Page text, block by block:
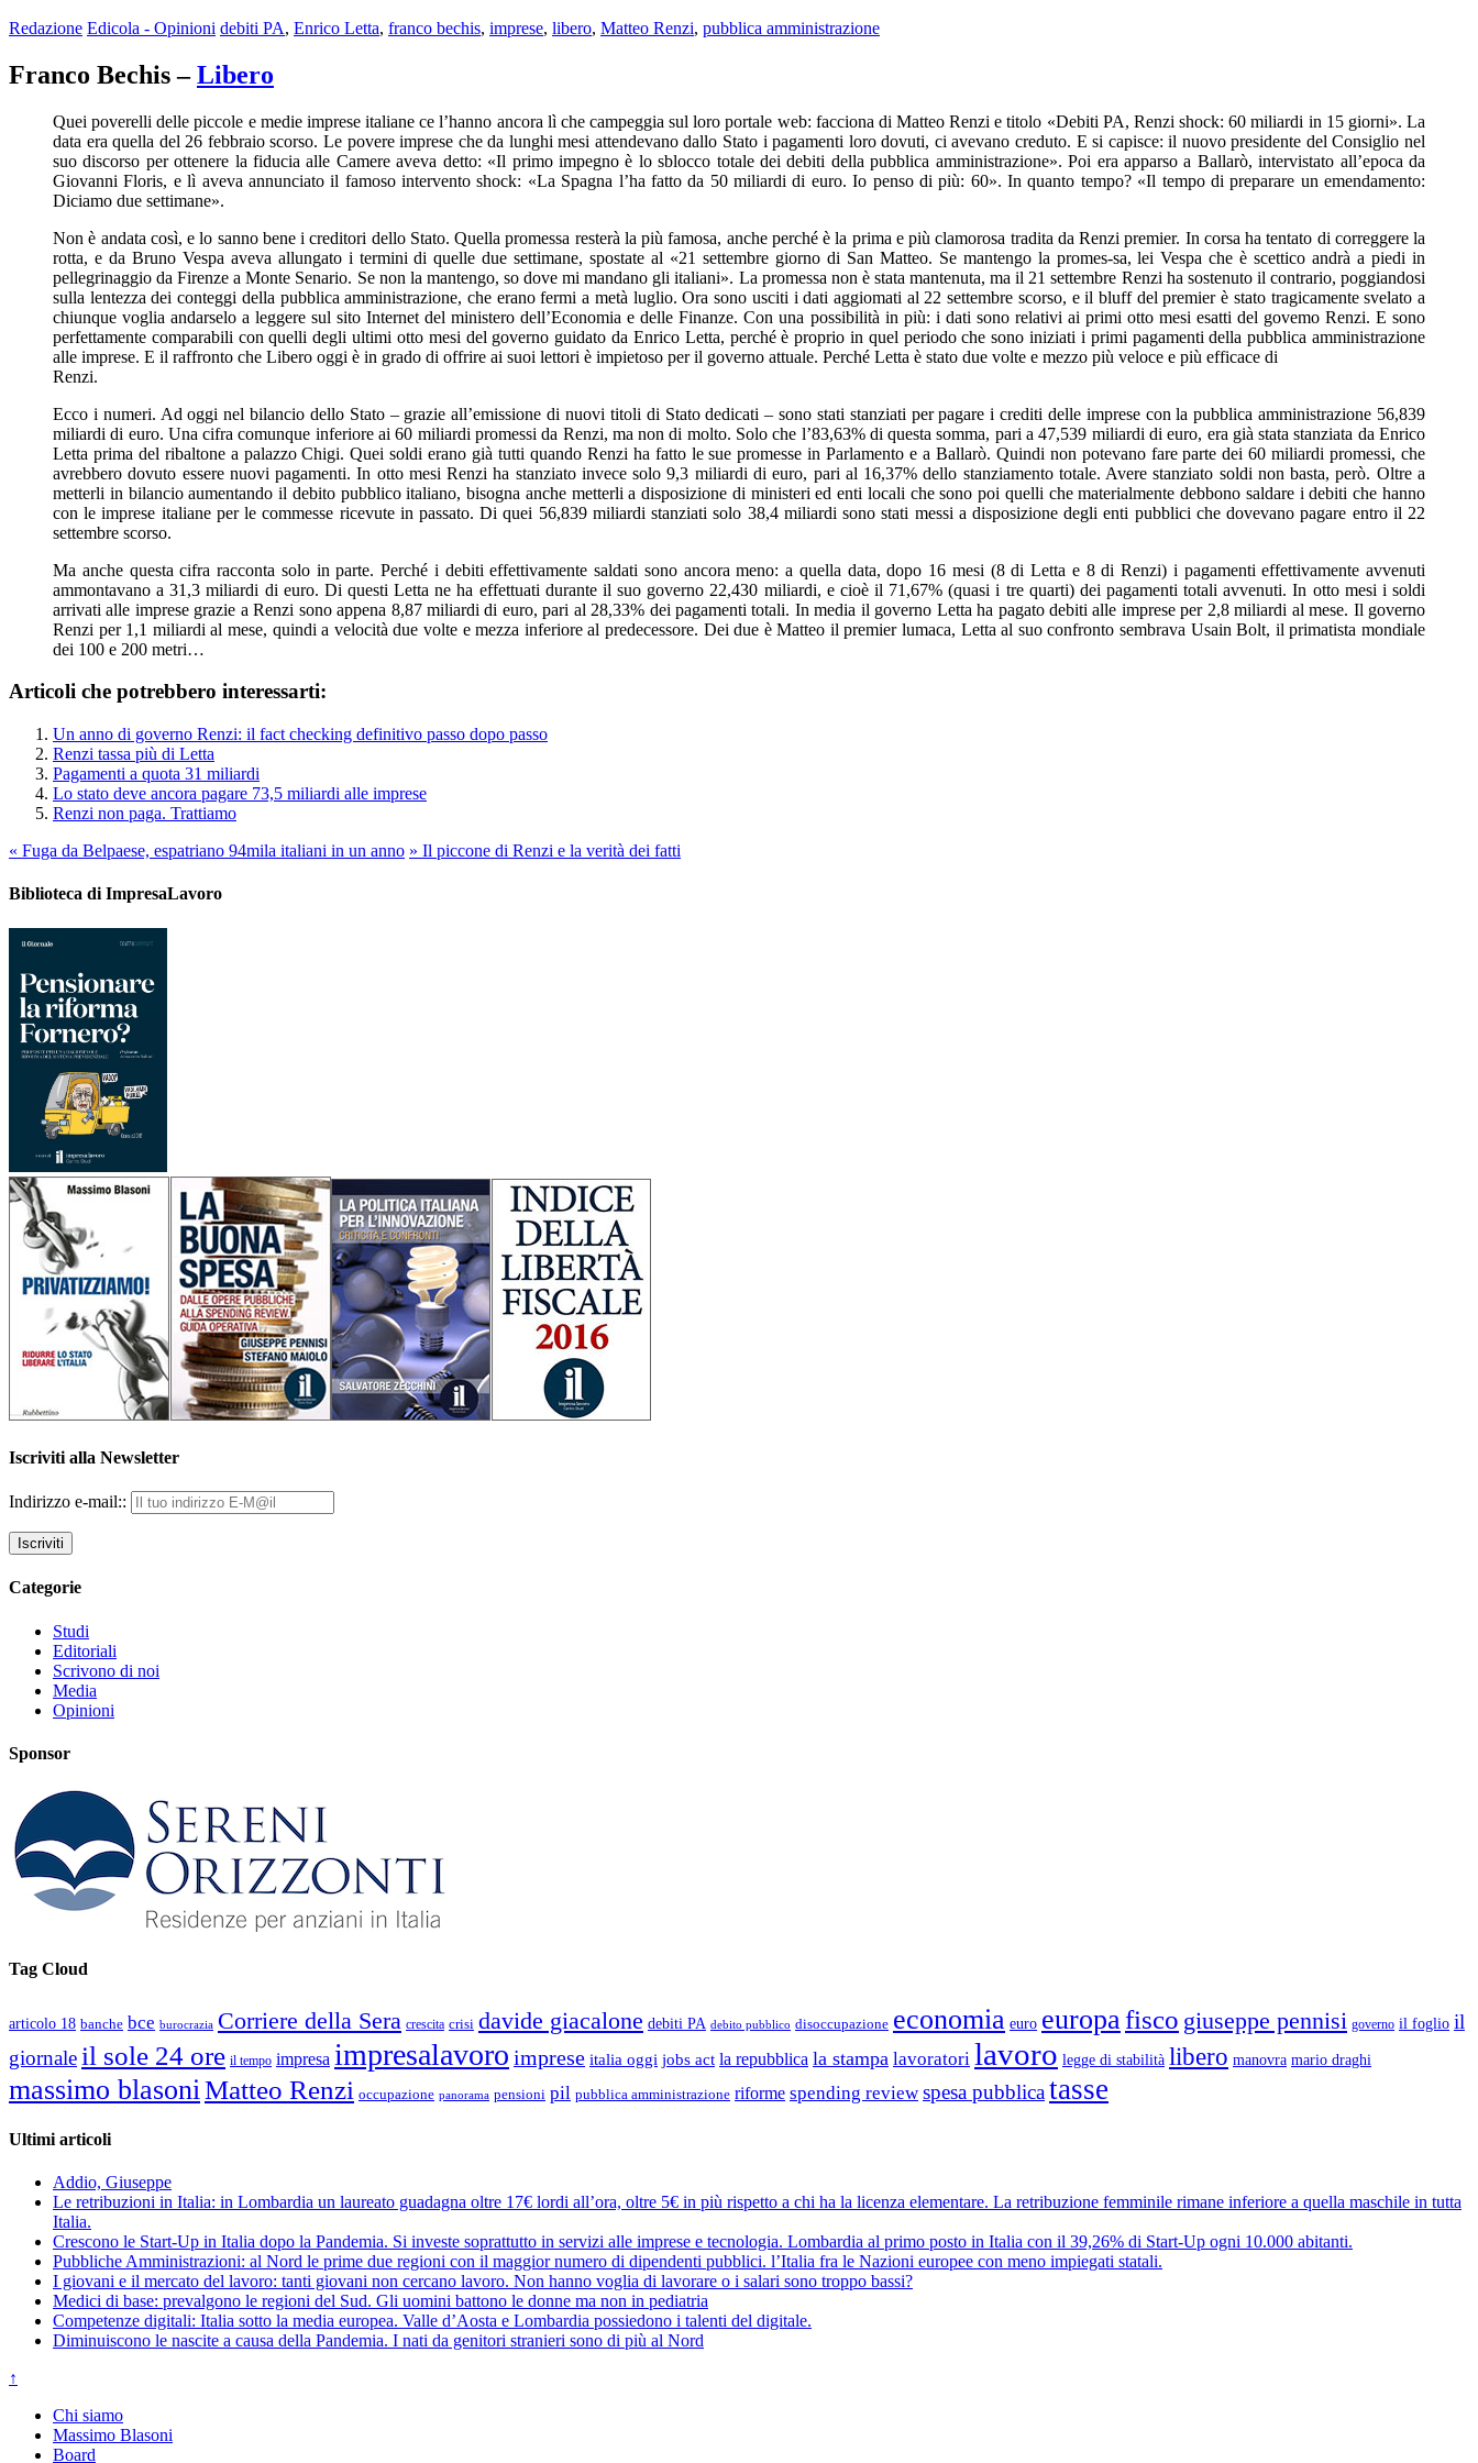
Redazione Edicola - Opinioni debiti PA, Enrico Letta, franco bechis, imprese, libero, Matteo Renzi, pubblica amministrazione
Franco Bechis –Libero
Quei poverelli delle piccole e medie imprese italiane ce l’hanno ancora lì che campeggia sul loro portale web: facciona di Matteo Renzi e titolo «Debiti PA, Renzi shock: 60 miliardi in 15 giorni». La
data era quella del 26 febbraio scorso. Le povere imprese che da lunghi mesi attendevano dallo Stato i pagamenti loro dovuti, ci avevano creduto. E si capisce: il nuovo presidente del Consiglio nel
suo discorso per ottenere la fiducia alle Camere aveva detto: «Il primo impegno è lo sblocco totale dei debiti della pubblica amministrazione». Poi era apparso a Ballarò, intervistato all’epoca da
Giovanni Floris, e lì aveva annunciato il famoso intervento shock: «La Spagna l’ha fatto da 50 miliardi di euro. Io penso di più: 60». In quanto tempo? «Il tempo di preparare un emendamento:
Diciamo due settimane».
Non è andata così, e lo sanno bene i creditori dello Stato. Quella promessa resterà la più famosa, anche perché è la prima e più clamorosa tradita da Renzi premier. In corsa ha tentato di correggere la
rotta, e da Bruno Vespa aveva allungato i termini di quelle due settimane, spostate al «21 settembre giorno di San Matteo. Se mantengo la promes-sa, lei Vespa che è scettico andrà a piedi in
pellegrinaggio da Firenze a Monte Senario. Se non la mantengo, so dove mi mandano gli italiani». La promessa non è stata mantenuta, ma il 21 settembre Renzi ha sostenuto il contrario, poggiandosi
sulla lentezza dei conteggi della pubblica amministrazione, che erano fermi a metà luglio. Ora sono usciti i dati aggiomati al 22 settembre scorso, e il bluff del premier è stato tragicamente svelato a
chiunque voglia andarselo a leggere sul sito Internet del ministero dell’Economia e delle Finanze. Con una possibilità in più: i dati sono relativi ai primi otto mesi esatti del govemo Renzi. E sono
perfettamente comparabili con quelli degli ultimi otto mesi del governo guidato da Enrico Letta, perché è proprio in quel periodo che sono iniziati i primi pagamenti della pubblica amministrazione
alle imprese. E il raffronto che Libero oggi è in grado di offrire ai suoi lettori è impietoso per il governo attuale. Perché Letta è stato due volte e mezzo più veloce e più efficace di
Renzi.
Ecco i numeri. Ad oggi nel bilancio dello Stato – grazie all’emissione di nuovi titoli di Stato dedicati – sono stati stanziati per pagare i crediti delle imprese con la pubblica amministrazione 56,839
miliardi di euro. Una cifra comunque inferiore ai 60 miliardi promessi da Renzi, ma non di molto. Solo che l’83,63% di questa somma, pari a 47,539 miliardi di euro, era già stata stanziata da Enrico
Letta prima del ribaltone a palazzo Chigi. Quei soldi erano già tutti quando Renzi ha fatto le sue promesse in Parlamento e a Ballarò. Quindi non potevano fare parte dei 60 miliardi promessi, che
avrebbero dovuto essere nuovi pagamenti. In otto mesi Renzi ha stanziato invece solo 9,3 miliardi di euro, pari al 16,37% dello stanziamento totale. Avere stanziato soldi non basta, però. Oltre a
metterli in bilancio aumentando il debito pubblico italiano, bisogna anche metterli a disposizione di ministeri ed enti locali che sono poi quelli che materialmente debbono saldare i debiti che hanno
con le imprese italiane per le commesse ricevute in passato. Di quei 56,839 miliardi stanziati solo 38,4 miliardi sono stati messi a disposizione degli enti pubblici che dovevano pagare entro il 22
settembre scorso.
Ma anche questa cifra racconta solo in parte. Perché i debiti effettivamente saldati sono ancora meno: a quella data, dopo 16 mesi (8 di Letta e 8 di Renzi) i pagamenti effettivamente avvenuti
ammontavano a 31,3 miliardi di euro. Di questi Letta ne ha effettuati durante il suo governo 22,430 miliardi, e cioè il 71,67% (quasi i tre quarti) dei pagamenti totali avvenuti. In otto mesi i soldi
arrivati alle imprese grazie a Renzi sono appena 8,87 miliardi di euro, pari al 28,33% dei pagamenti totali. In media il governo Letta ha pagato debiti alle imprese per 2,8 miliardi al mese. Il governo
Renzi per 1,1 miliardi al mese, quindi a velocità due volte e mezza inferiore al predecessore. Dei due è Matteo il premier lumaca, Letta al suo confronto sembrava Usain Bolt, il primatista mondiale
dei 100 e 200 metri…
Articoli che potrebbero interessarti:
Un anno di governo Renzi: il fact checking definitivo passo dopo passo
Renzi tassa più di Letta
Pagamenti a quota 31 miliardi
Lo stato deve ancora pagare 73,5 miliardi alle imprese
Renzi non paga. Trattiamo
« Fuga da Belpaese, espatriano 94mila italiani in un anno » Il piccone di Renzi e la verità dei fatti
Biblioteca di ImpresaLavoro
Iscriviti alla Newsletter
Indirizzo e-mail::
Categorie
Studi
Editoriali
Scrivono di noi
Media
Opinioni
Sponsor
Tag Cloud
articolo 18 banche bce burocrazia Corriere della Sera crescita crisi davide giacalone debiti PA debito pubblico disoccupazione economia euro europa fisco giuseppe pennisi governo il foglio il
giornale il sole 24 ore il tempo impresa impresalavoro imprese italia oggi jobs act la repubblica la stampa lavoratori lavoro legge di stabilità libero manovra mario draghi
massimo blasoni Matteo Renzi occupazione panorama pensioni pil pubblica amministrazione riforme spending review spesa pubblicatasse
Ultimi articoli
Addio, Giuseppe
Le retribuzioni in Italia: in Lombardia un laureato guadagna oltre 17€ lordi all’ora, oltre 5€ in più rispetto a chi ha la licenza elementare. La retribuzione femminile rimane inferiore a quella maschile in tutta
Italia.
Crescono le Start-Up in Italia dopo la Pandemia. Si investe soprattutto in servizi alle imprese e tecnologia. Lombardia al primo posto in Italia con il 39,26% di Start-Up ogni 10.000 abitanti.
Pubbliche Amministrazioni: al Nord le prime due regioni con il maggior numero di dipendenti pubblici. l’Italia fra le Nazioni europee con meno impiegati statali.
I giovani e il mercato del lavoro: tanti giovani non cercano lavoro. Non hanno voglia di lavorare o i salari sono troppo bassi?
Medici di base: prevalgono le regioni del Sud. Gli uomini battono le donne ma non in pediatria
Competenze digitali: Italia sotto la media europea. Valle d’Aosta e Lombardia possiedono i talenti del digitale.
Diminuiscono le nascite a causa della Pandemia. I nati da genitori stranieri sono di più al Nord
↑
Chi siamo
Massimo Blasoni
Board